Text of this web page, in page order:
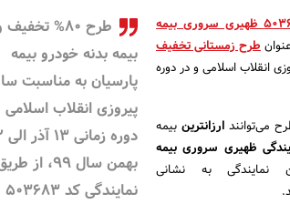
طرح 80%
بیمه بدنه خودرو بیمه
پارسیان به مناسبت
پیروزی انقلاب
بهمن سال 99، از
نمایندگی کد 503683
روابط عمومی نمایندگی رسمی کد 503683 ظهیری سروری بیمه
طرح زمستانی تخفیف
انقلاب اسلامی و در دوره
می‌توانند ارزانترین بیمه
ظهیری سروری بیمه
نمایندگی به نشانی